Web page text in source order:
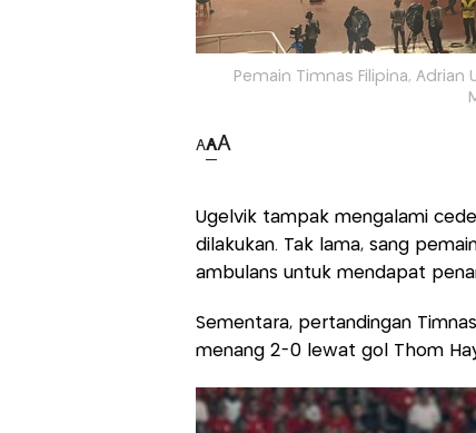
Pemain Timnas Filipina,
AAA
Ugelvik tampak mengalami
dilakukan. Tak lama, sang
ambulans untuk mendapat
Sementara, pertandingan
menang 2-0 lewat gol Thom